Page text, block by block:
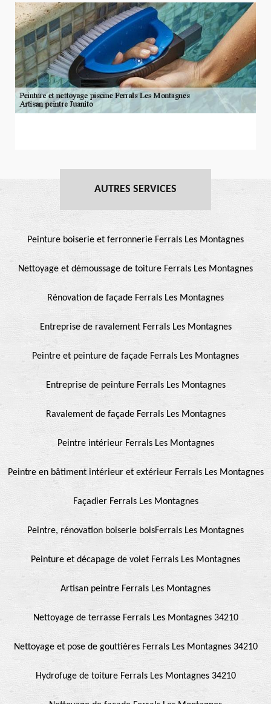
AUTRES SERVICES
Peinture boiserie et ferronnerie Ferrals Les Montagnes
Nettoyage et démoussage de toiture Ferrals Les Montagnes
Rénovation de façade Ferrals Les Montagnes
Entreprise de ravalement Ferrals Les Montagnes
Peintre et peinture de façade Ferrals Les Montagnes
Entreprise de peinture Ferrals Les Montagnes
Ravalement de façade Ferrals Les Montagnes
Peintre intérieur Ferrals Les Montagnes
Peintre en bâtiment intérieur et extérieur Ferrals Les Montagnes
Façadier Ferrals Les Montagnes
Peintre, rénovation boiserie boisFerrals Les Montagnes
Peinture et décapage de volet Ferrals Les Montagnes
Artisan peintre Ferrals Les Montagnes
Nettoyage de terrasse Ferrals Les Montagnes 34210
Nettoyage et pose de gouttières Ferrals Les Montagnes 34210
Hydrofuge de toiture Ferrals Les Montagnes 34210